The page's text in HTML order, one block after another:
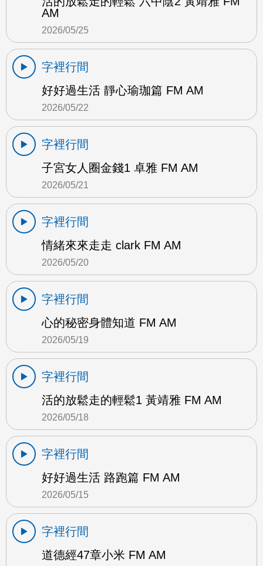
AM
2026/05/25
字裡行間
好好過生活 靜心瑜珈篇 FM AM
2026/05/22
字裡行間
子宮女人圈金錢1 卓雅 FM AM
2026/05/21
字裡行間
情緒來來走走 clark FM AM
2026/05/20
字裡行間
心的秘密身體知道 FM AM
2026/05/19
字裡行間
活的放鬆走的輕鬆1 黃靖雅 FM AM
2026/05/18
字裡行間
好好過生活 路跑篇 FM AM
2026/05/15
字裡行間
道德經47章小米 FM AM